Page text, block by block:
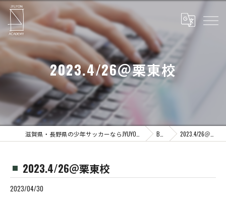
2023.4/26＠栗東校
Blog 2023.4/26＠栗東校
2023.4/26＠栗東校
2023/04/30